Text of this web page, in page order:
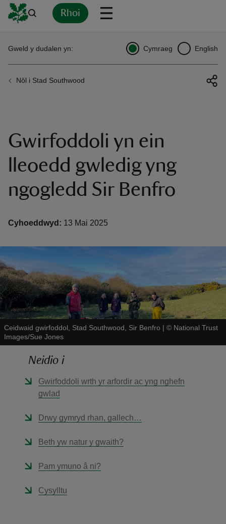
Rhoi
Nôl i Stad Southwood
Gweld y dudalen yn: Cymraeg English
Gwirfoddoli yn ein
lleoedd gwledig yng
ngogledd Sir Benfro
Cyhoeddwyd: 13 Mai 2025
Ceidwaid gwirfoddol, Stad Southwood, Sir Benfro | © National Trust
Images/Sue Jones
Neidio i
Gwirfoddoli wrth yr arfordir ac yng nghefn
gwlad
Drwy gymryd rhan, gallech…
Beth yw natur y gwaith?
Pam ymuno â ni?
Cysylltu